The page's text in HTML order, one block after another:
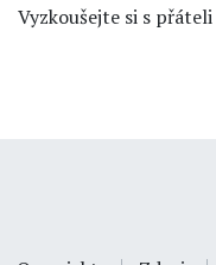
Vyzkoušejte si s přáteli